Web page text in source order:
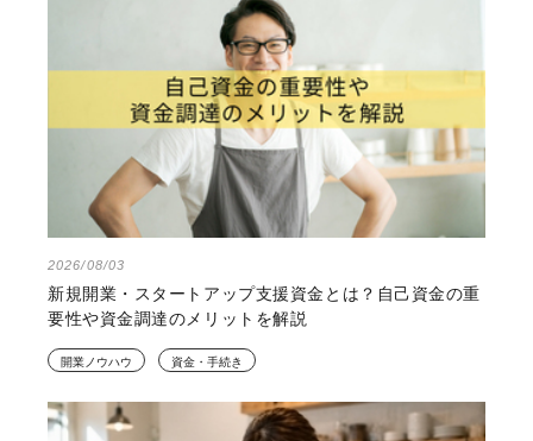
2026/08/03
新規開業・スタートアップ支援資金とは？自己資金の重
要性や資金調達のメリットを解説
開業ノウハウ 資金・手続き